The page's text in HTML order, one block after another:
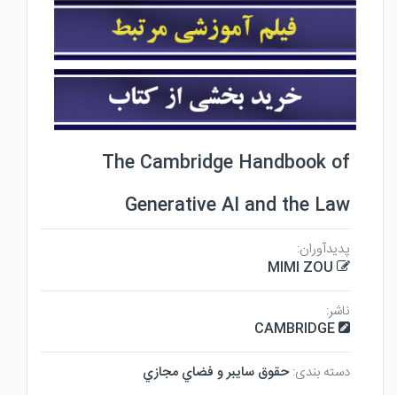
The Cambridge Handbook of
Generative AI and the Law
پدیدآوران:
MIMI ZOU
ناشر:
CAMBRIDGE
دسته بندی: حقوق سايبر و فضاي مجازي